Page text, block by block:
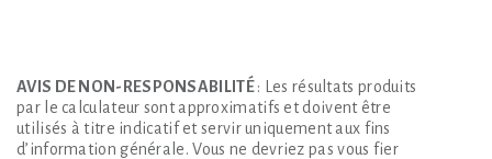
AVIS DE NON-RESPONSABILITÉ: Les résultats produits
par le calculateur sont approximatifs et doivent être
utilisés à titre indicatif et servir uniquement aux fins
d’information générale. Vous ne devriez pas vous fier